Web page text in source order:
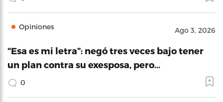
Opiniones Ago 3, 2026
“Esa es mi letra”: negó tres veces bajo tener
un plan contra su exesposa, pero…
0